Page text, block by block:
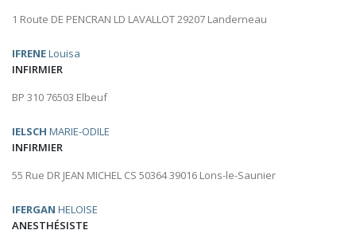
1 Route DE PENCRAN LD LAVALLOT 29207 Landerneau
IFRENELouisa
INFIRMIER
BP 310 76503 Elbeuf
IELSCH MARIE-ODILE
INFIRMIER
55 Rue DR JEAN MICHEL CS 50364 39016 Lons-le-Saunier
IFERGAN HELOISE
ANESTHÉSISTE